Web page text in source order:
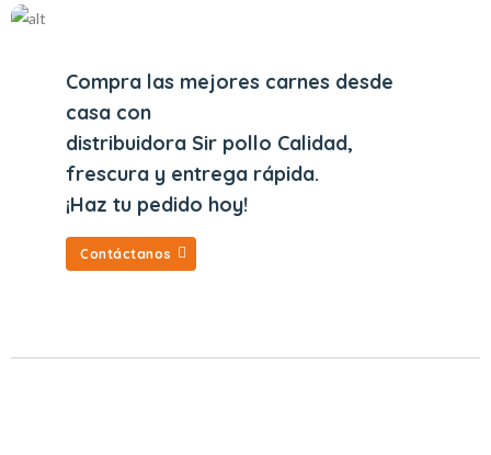
Compra las mejores carnes desde
casa con
distribuidora Sir pollo Calidad,
frescura y entrega rápida.
¡Haz tu pedido hoy!
Contáctanos